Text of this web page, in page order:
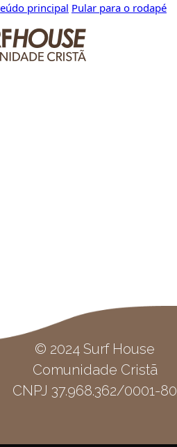
principal Pular para o rodapé
© 2024 Surf House
Comunidade Cristã
CNPJ 37.968.362/0001-80